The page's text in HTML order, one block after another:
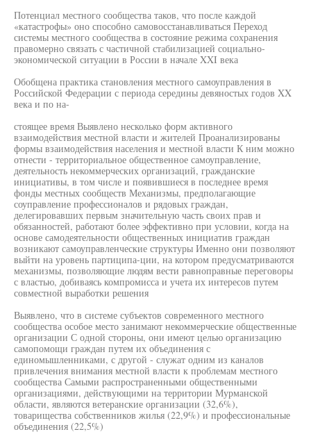
Потенциал местного сообщества таков, что после каждой
«катастрофы» оно способно самовосстанавливаться Переход
системы местного сообщества в состояние режима сохранения
правомерно связать с частичной стабилизацией социально-
экономической ситуации в России в начале XXI века
Обобщена практика становления местного самоуправления в
Российской Федерации с периода середины девяностых годов XX
века и по на-
стоящее время Выявлено несколько форм активного
взаимодействия местной власти и жителей Проанализированы
формы взаимодействия населения и местной власти К ним можно
отнести - территориальное общественное самоуправление,
деятельность некоммерческих организаций, гражданские
инициативы, в том числе и появившиеся в последнее время
фонды местных сообществ Механизмы, предполагающие
соуправление профессионалов и рядовых граждан,
делегировавших первым значительную часть своих прав и
обязанностей, работают более эффективно при условии, когда на
основе самодеятельности общественных инициатив граждан
возникают самоуправленческие структуры Именно они позволяют
выйти на уровень партиципа-ции, на котором предусматриваются
механизмы, позволяющие людям вести равноправные переговоры
с властью, добиваясь компромисса и учета их интересов путем
совместной выработки решения
Выявлено, что в системе субъектов современного местного
сообщества особое место занимают некоммерческие общественные
организации С одной стороны, они имеют целью организацию
самопомощи граждан путем их объединения с
единомышленниками, с другой - служат одним из каналов
привлечения внимания местной власти к проблемам местного
сообщества Самыми распространенными общественными
организациями, действующими на территории Мурманской
области, являются ветеранские организации (32,6%),
товарищества собственников жилья (22,9%) и профессиональные
объединения (22,5%)